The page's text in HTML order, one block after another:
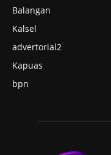
Balangan
Kalsel
advertorial2
Kapuas
bpn